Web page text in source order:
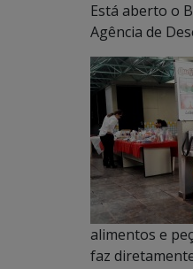
Está aberto o
Agência de
alimentos e
faz